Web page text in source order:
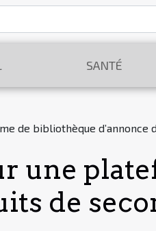
SANTÉ
de bibliothèque d’annonce
une
de